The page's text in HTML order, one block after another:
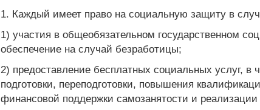
1. Каждый имеет право на социальную защиту в
1) участия в общеобязательном государственном
обеспечение на случай безработицы;
2) предоставление бесплатных социальных услуг,
подготовки, переподготовки, повышения
финансовой поддержки самозанятости и